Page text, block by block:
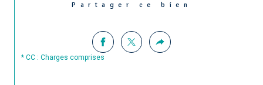
Partager ce bien
* CC : Charges comprises